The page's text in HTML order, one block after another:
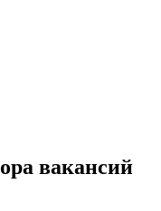
вакансий